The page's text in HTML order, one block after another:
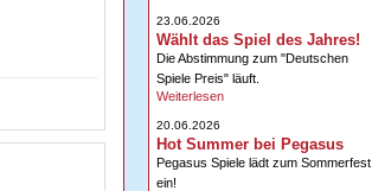
23.06.2026
Wählt das Spiel des Jahres!
Die Abstimmung zum "Deutschen
Spiele Preis" läuft.
Weiterlesen
20.06.2026
Hot Summer bei Pegasus
Pegasus Spiele lädt zum Sommerfest
ein!